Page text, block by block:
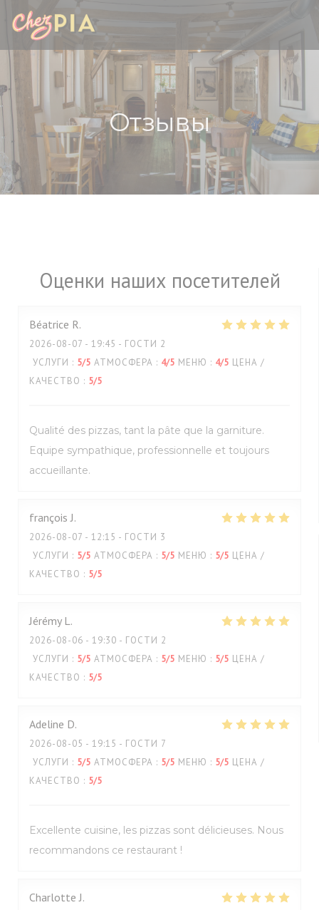
Панель управления cookies
Отзывы
Оценки наших посетителей
Béatrice R
2026-08-07 - 19:45 - ГОСТИ 2
УСЛУГИ : 5/5 АТМОСФЕРА : 4/5 МЕНЮ : 4/5 ЦЕНА /
КАЧЕСТВО : 5/5
Qualité des pizzas, tant la pâte que la garniture.
Equipe sympathique, professionnelle et toujours
accueillante.
françois J
2026-08-07 - 12:15 - ГОСТИ 3
УСЛУГИ : 5/5 АТМОСФЕРА : 5/5 МЕНЮ : 5/5 ЦЕНА /
КАЧЕСТВО : 5/5
Jérémy L
2026-08-06 - 19:30 - ГОСТИ 2
УСЛУГИ : 5/5 АТМОСФЕРА : 5/5 МЕНЮ : 5/5 ЦЕНА /
КАЧЕСТВО : 5/5
Adeline D
2026-08-05 - 19:15 - ГОСТИ 7
УСЛУГИ : 5/5 АТМОСФЕРА : 5/5 МЕНЮ : 5/5 ЦЕНА /
КАЧЕСТВО : 5/5
Excellente cuisine, les pizzas sont délicieuses. Nous
recommandons ce restaurant !
Charlotte J